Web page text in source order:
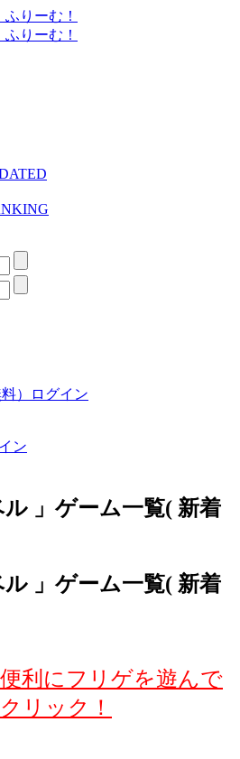
） ログイン
ル 」ゲーム一覧( 新着
ル 」ゲーム一覧( 新着
利にフリゲを遊んで
リック！